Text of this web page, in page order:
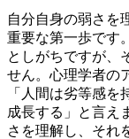
自分自身の弱さを
重要な第一歩です
としがちですが、
せん。心理学者の
「人間は劣等感
成長する」と言え
さを理解し、それ